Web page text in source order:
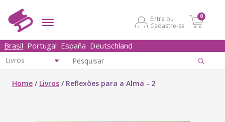
Entre ou
Cadastre-se
0
Brasil Portugal España Deutschland
Home / Livros / Reflexões para a Alma - 2